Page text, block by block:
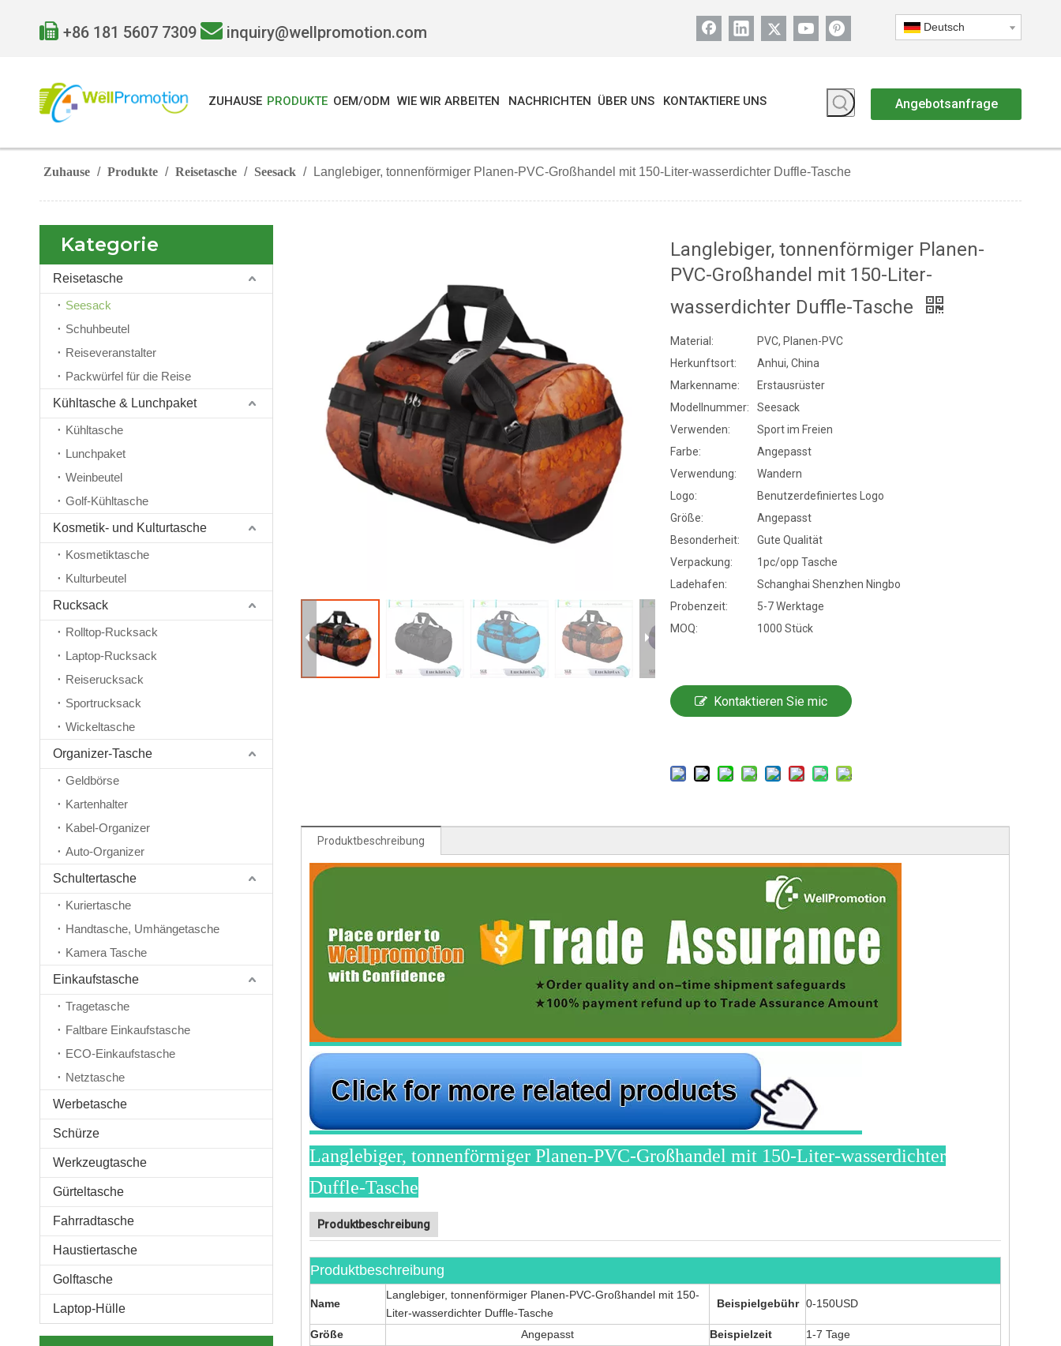
 +86 181 5607 7309  inquiry@wellpromotion.com Deutsch
ZUHAUSE PRODUKTE OEM/ODM WIE WIR ARBEITEN NACHRICHTEN ÜBER UNS KONTAKTIERE UNS Angebotsanfrage
Zuhause / Produkte / Reisetasche / Seesack / Langlebiger, tonnenförmiger Planen-PVC-Großhandel mit 150-Liter-wasserdichter Duffle-Tasche
Kategorie
Reisetasche
Seesack
Schuhbeutel
Reiseveranstalter
Packwürfel für die Reise
Kühltasche & Lunchpaket
Kühltasche
Lunchpaket
Weinbeutel
Golf-Kühltasche
Kosmetik- und Kulturtasche
Kosmetiktasche
Kulturbeutel
Rucksack
Rolltop-Rucksack
Laptop-Rucksack
Reiserucksack
Sportrucksack
Wickeltasche
Organizer-Tasche
Geldbörse
Kartenhalter
Kabel-Organizer
Auto-Organizer
Schultertasche
Kuriertasche
Handtasche, Umhängetasche
Kamera Tasche
Einkaufstasche
Tragetasche
Faltbare Einkaufstasche
ECO-Einkaufstasche
Netztasche
Werbetasche
Schürze
Werkzeugtasche
Gürteltasche
Fahrradtasche
Haustiertasche
Golftasche
Laptop-Hülle
Langlebiger, tonnenförmiger Planen-
PVC-Großhandel mit 150-Liter-
wasserdichter Duffle-Tasche
Material:
PVC, Planen-PVC
Herkunftsort:
Anhui, China
Markenname:
Erstausrüster
Modellnummer:
Seesack
Verwenden:
Sport im Freien
Farbe:
Angepasst
Verwendung:
Wandern
Logo:
Benutzerdefiniertes Logo
Größe:
Angepasst
Besonderheit:
Gute Qualität
Verpackung:
1pc/opp Tasche
Ladehafen:
Schanghai Shenzhen Ningbo
Probenzeit:
5-7 Werktage
MOQ:
1000 Stück
Kontaktieren Sie mic
Produktbeschreibung
Langlebiger, tonnenförmiger Planen-PVC-Großhandel mit 150-Liter-wasserdichter
Duffle-Tasche
Produktbeschreibung
Produktbeschreibung
Name
Langlebiger, tonnenförmiger Planen-PVC-Großhandel mit 150-
Liter-wasserdichter Duffle-Tasche
Beispielgebühr 0-150USD
Größe Angepasst Beispielzeit
1-7 Tage